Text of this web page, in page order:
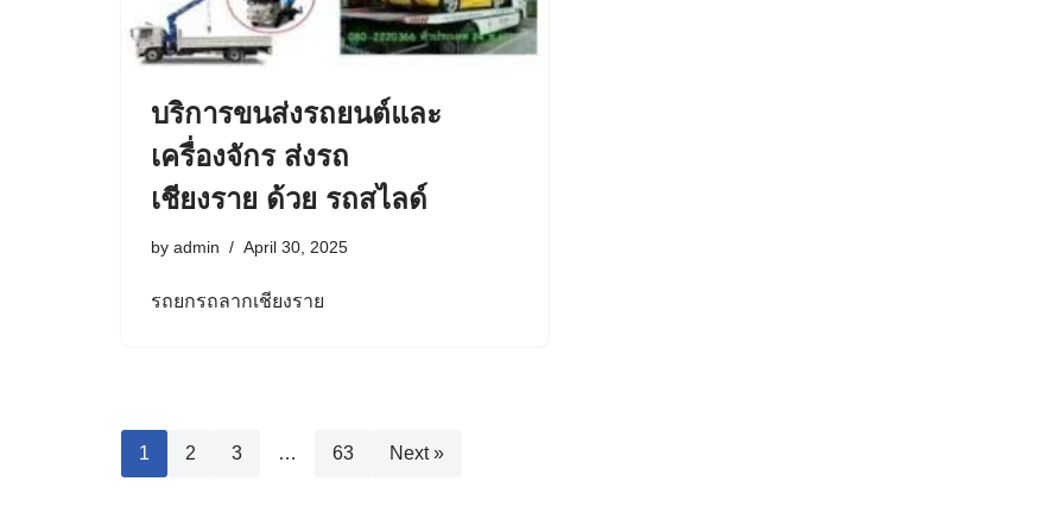
บริการขนส่งรถยนต์และ
เครื่องจักร ส่งรถ
เชียงราย ด้วย รถสไลด์
by admin April 30, 2025
รถยกรถลากเชียงราย
1 2 3 … 63 Next »